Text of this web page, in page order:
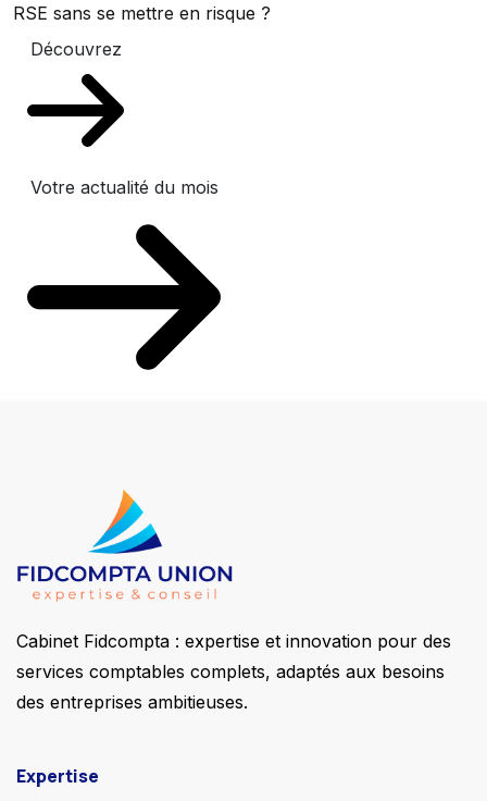
RSE sans se mettre en risque ?
Découvrez
Votre actualité du mois
Cabinet Fidcompta : expertise et innovation pour des
services comptables complets, adaptés aux besoins
des entreprises ambitieuses.
Expertise